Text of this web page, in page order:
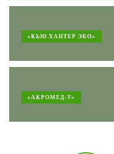
«КЬЮ ХАНТЕР ЭКО»
«АКРОМЕД-У»